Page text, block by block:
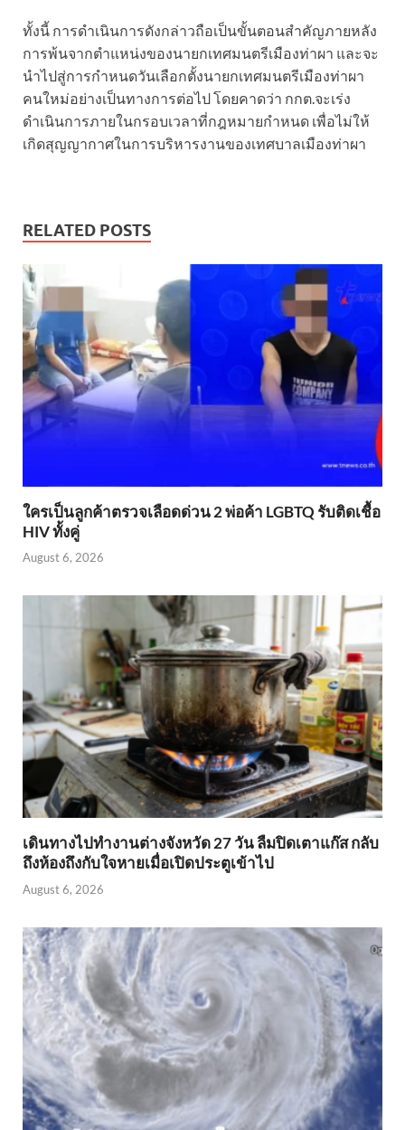
ทั้งนี้ การดำเนินการดังกล่าวถือเป็นขั้นตอนสำคัญภายหลัง
การพ้นจากตำแหน่งของนายกเทศมนตรีเมืองท่าผา และจะ
นำไปสู่การกำหนดวันเลือกตั้งนายกเทศมนตรีเมืองท่าผา
คนใหม่อย่างเป็นทางการต่อไป โดยคาดว่า กกต.จะเร่ง
ดำเนินการภายในกรอบเวลาที่กฎหมายกำหนด เพื่อไม่ให้
เกิดสุญญากาศในการบริหารงานของเทศบาลเมืองท่าผา
RELATED POSTS
ใครเป็นลูกค้าตรวจเลือดด่วน 2 พ่อค้า LGBTQ รับติดเชื้อ
HIV ทั้งคู่
August 6, 2026
เดินทางไปทำงานต่างจังหวัด 27 วัน ลืมปิดเตาแก๊ส กลับ
ถึงห้องถึงกับใจหายเมื่อเปิดประตูเข้าไป
August 6, 2026